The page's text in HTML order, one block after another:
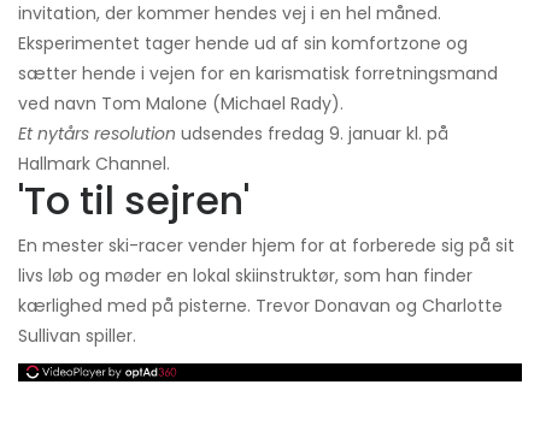
invitation, der kommer hendes vej i en hel måned.
Eksperimentet tager hende ud af sin komfortzone og
sætter hende i vejen for en karismatisk forretningsmand
ved navn Tom Malone (Michael Rady).
Et nytårs resolution udsendes fredag ​​9. januar kl. på
Hallmark Channel.
'To til sejren'
En mester ski-racer vender hjem for at forberede sig på sit
livs løb og møder en lokal skiinstruktør, som han finder
kærlighed med på pisterne. Trevor Donavan og Charlotte
Sullivan spiller.